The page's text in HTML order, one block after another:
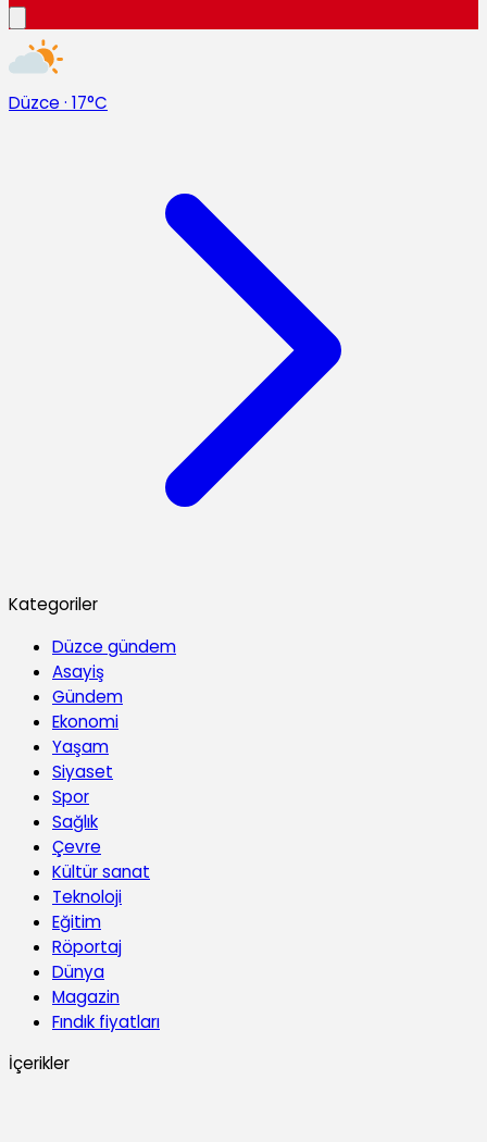
Düzce · 17°C
Kategoriler
Düzce gündem
Asayiş
Gündem
Ekonomi
Yaşam
Siyaset
Spor
Sağlık
Çevre
Kültür sanat
Teknoloji
Eğitim
Röportaj
Dünya
Magazin
Fındık fiyatları
İçerikler